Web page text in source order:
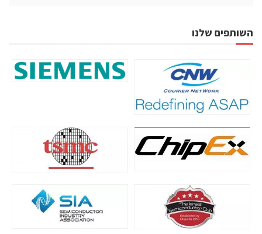
השותפים שלנו